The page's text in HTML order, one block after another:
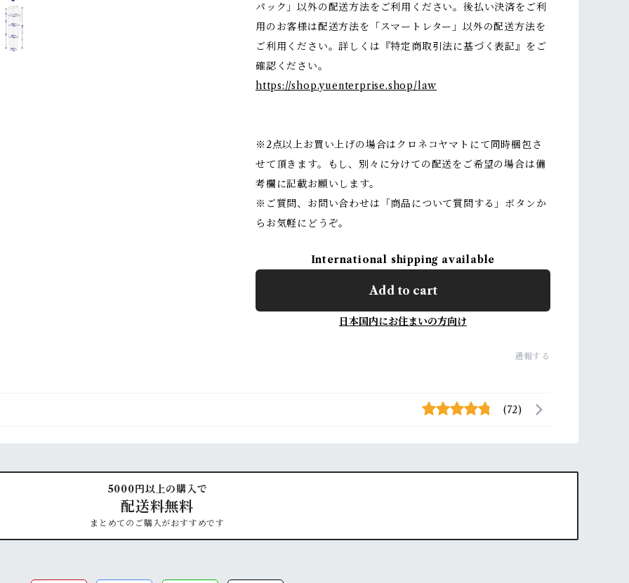
パック」以外の配送方法をご利用ください。後払い決済をご利
用のお客様は配送方法を「スマートレター」以外の配送方法を
ご利用ください。詳しくは『特定商取引法に基づく表記』をご
確認ください。
https://shop.yuenterprise.shop/law
※2点以上お買い上げの場合はクロネコヤマトにて同時梱包さ
せて頂きます。もし、別々に分けての配送をご希望の場合は備
考欄に記載お願いします。
※ご質問、お問い合わせは「商品について質問する」ボタンか
らお気軽にどうぞ。
International shipping available
Add to cart
日本国内にお住まいの方向け
通報する
(72)
5000円以上の購入で
配送料無料
まとめてのご購入がおすすめです